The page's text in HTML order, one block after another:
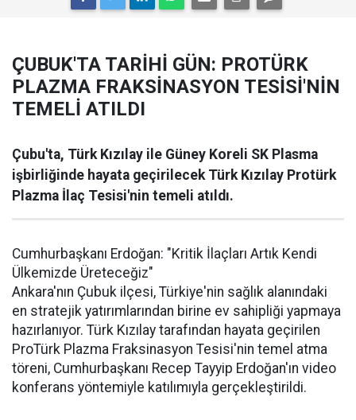
ÇUBUK'TA TARİHİ GÜN: PROTÜRK
PLAZMA FRAKSİNASYON TESİSİ'NİN
TEMELİ ATILDI
Çubu'ta, Türk Kızılay ile Güney Koreli SK Plasma
işbirliğinde hayata geçirilecek Türk Kızılay Protürk
Plazma İlaç Tesisi'nin temeli atıldı.
Cumhurbaşkanı Erdoğan: "Kritik İlaçları Artık Kendi
Ülkemizde Üreteceğiz"
Ankara'nın Çubuk ilçesi, Türkiye'nin sağlık alanındaki
en stratejik yatırımlarından birine ev sahipliği yapmaya
hazırlanıyor. Türk Kızılay tarafından hayata geçirilen
ProTürk Plazma Fraksinasyon Tesisi'nin temel atma
töreni, Cumhurbaşkanı Recep Tayyip Erdoğan'ın video
konferans yöntemiyle katılımıyla gerçekleştirildi.